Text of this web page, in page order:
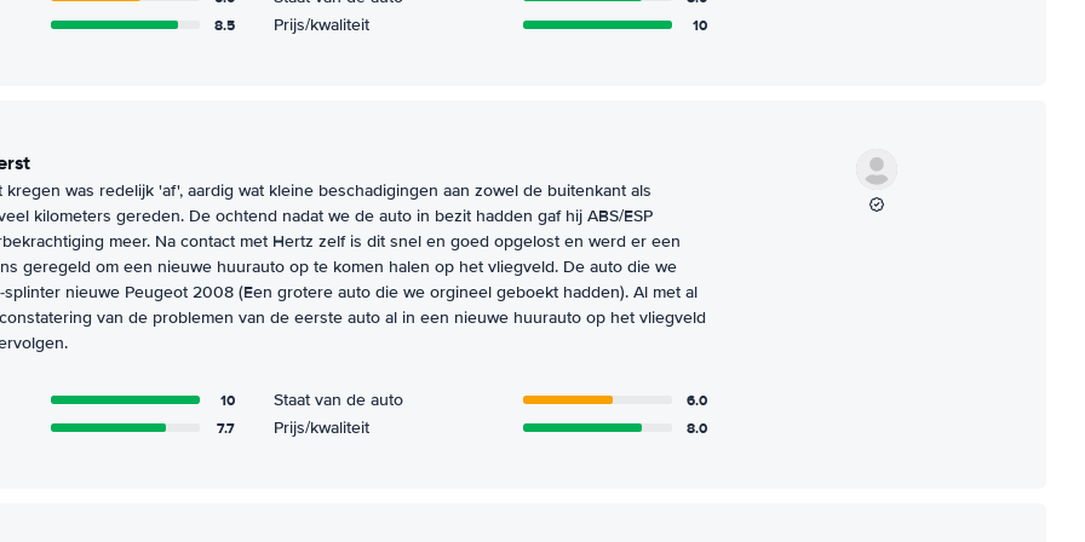
8.5
Prijs/kwaliteit 10
was redelijk 'af', aardig wat kleine beschadigingen aan zowel de buitenkant als
kilometers gereden. De ochtend nadat we de auto in bezit hadden gaf hij ABS/ESP
meer. Na contact met Hertz zelf is dit snel en goed opgelost en werd er een
geregeld om een nieuwe huurauto op te komen halen op het vliegveld. De auto die we
nieuwe Peugeot 2008 (Een grotere auto die we orgineel geboekt hadden). Al met al
van de problemen van de eerste auto al in een nieuwe huurauto op het vliegveld
10 Staat van de auto
6.0
7.7
Prijs/kwaliteit 8.0